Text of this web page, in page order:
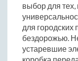
выбор для тех,
для городских
бездорожью.
устаревшие